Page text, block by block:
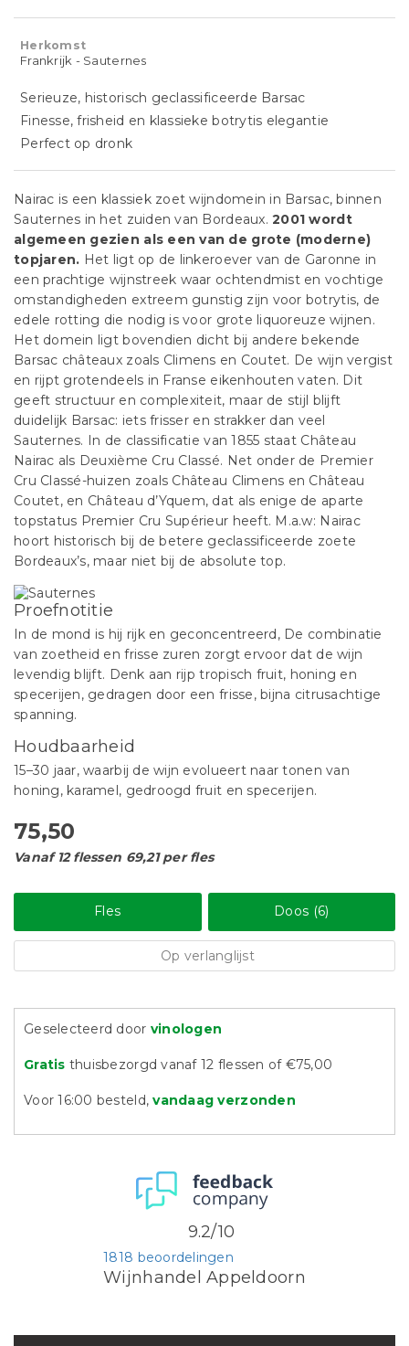
Herkomst
Frankrijk - Sauternes
Serieuze, historisch geclassificeerde Barsac
Finesse, frisheid en klassieke botrytis elegantie
Perfect op dronk
Nairac is een klassiek zoet wijndomein in Barsac, binnen
Sauternes in het zuiden van Bordeaux.2001 wordt
algemeen gezien als een van de grote (moderne)
topjaren. Het ligt op de linkeroever van de Garonne in
een prachtige wijnstreek waar ochtendmist en vochtige
omstandigheden extreem gunstig zijn voor botrytis, de
edele rotting die nodig is voor grote liquoreuze wijnen.
Het domein ligt bovendien dicht bij andere bekende
Barsac châteaux zoals Climens en Coutet. De wijn vergist
en rijpt grotendeels in Franse eikenhouten vaten. Dit
geeft structuur en complexiteit, maar de stijl blijft
duidelijk Barsac: iets frisser en strakker dan veel
Sauternes. In de classificatie van 1855 staat Château
Nairac als Deuxième Cru Classé. Net onder de Premier
Cru Classé-huizen zoals Château Climens en Château
Coutet, en Château d’Yquem, dat als enige de aparte
topstatus Premier Cru Supérieur heeft. M.a.w: Nairac
hoort historisch bij de betere geclassificeerde zoete
Bordeaux’s, maar niet bij de absolute top.
Proefnotitie
In de mond is hij rijk en geconcentreerd, De combinatie
van zoetheid en frisse zuren zorgt ervoor dat de wijn
levendig blijft. Denk aan rijp tropisch fruit, honing en
specerijen, gedragen door een frisse, bijna citrusachtige
spanning.
Houdbaarheid
15–30 jaar, waarbij de wijn evolueert naar tonen van
honing, karamel, gedroogd fruit en specerijen.
75,50
Vanaf 12 flessen 69,21 per fles
Fles Doos (6)
Op verlanglijst
Geselecteerd door vinologen
Gratis thuisbezorgd vanaf 12 flessen of €75,00
Voor 16:00 besteld,vandaag verzonden
Wijnhandel Appeldoorn
1818 beoordelingen
9.2/10